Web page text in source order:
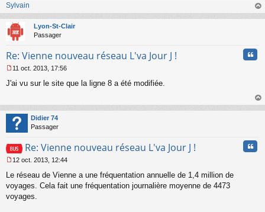
Sylvain
au
Lyon-St-Clair
Passager
Re: Vienne nouveau réseau L'va Jour J !
e
a
g
e
o
n
l
u
11 oct. 2013, 17:56
J'ai vu sur le site que la ligne 8 a été modifiée.
au
Didier 74
Passager
Re: Vienne nouveau réseau L'va Jour J !
e
s
s
a
12 oct. 2013, 12:44
Le réseau de Vienne a une fréquentation annuelle de 1,4 million de
voyages. Cela fait une fréquentation journalière moyenne de 4473
voyages.